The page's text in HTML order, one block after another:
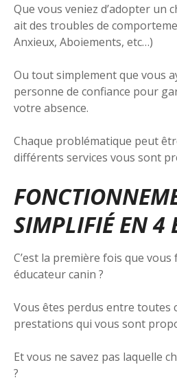
Que vous veniez d’adopter un
ait des troubles de
Anxieux, Aboiements, etc…)
Ou tout simplement que vous
personne de confiance pour
votre absence.
Chaque problématique peut
différents services vous sont
SIMPLIFIÉ EN 4
C’est la première fois que
éducateur canin ?
Vous êtes perdus entre toutes
prestations qui vous sont
Et vous ne savez pas laquelle
?